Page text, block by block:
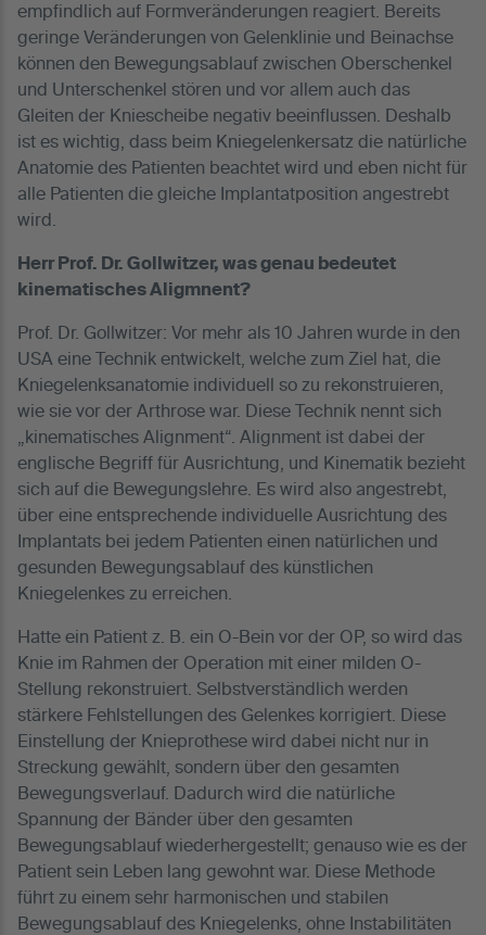
empfindlich auf Formveränderungen reagiert. Bereits
geringe Veränderungen von Gelenklinie und Beinachse
können den Bewegungsablauf zwischen Oberschenkel
und Unterschenkel stören und vor allem auch das
Gleiten der Kniescheibe negativ beeinflussen. Deshalb
ist es wichtig, dass beim Kniegelenkersatz die natürliche
Anatomie des Patienten beachtet wird und eben nicht für
alle Patienten die gleiche Implantatposition angestrebt
wird.
Herr Prof. Dr. Gollwitzer, was genau bedeutet
kinematisches Aligmnent?
Prof. Dr. Gollwitzer: Vor mehr als 10 Jahren wurde in den
USA eine Technik entwickelt, welche zum Ziel hat, die
Kniegelenksanatomie individuell so zu rekonstruieren,
wie sie vor der Arthrose war. Diese Technik nennt sich
„kinematisches Alignment“. Alignment ist dabei der
englische Begriff für Ausrichtung, und Kinematik bezieht
sich auf die Bewegungslehre. Es wird also angestrebt,
über eine entsprechende individuelle Ausrichtung des
Implantats bei jedem Patienten einen natürlichen und
gesunden Bewegungsablauf des künstlichen
Kniegelenkes zu erreichen.
Hatte ein Patient z. B. ein O-Bein vor der OP, so wird das
Knie im Rahmen der Operation mit einer milden O-
Stellung rekonstruiert. Selbstverständlich werden
stärkere Fehlstellungen des Gelenkes korrigiert. Diese
Einstellung der Knieprothese wird dabei nicht nur in
Streckung gewählt, sondern über den gesamten
Bewegungsverlauf. Dadurch wird die natürliche
Spannung der Bänder über den gesamten
Bewegungsablauf wiederhergestellt; genauso wie es der
Patient sein Leben lang gewohnt war. Diese Methode
führt zu einem sehr harmonischen und stabilen
Bewegungsablauf des Kniegelenks, ohne Instabilitäten